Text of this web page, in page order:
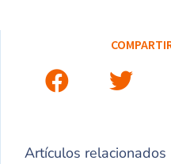
Artículos relacionados